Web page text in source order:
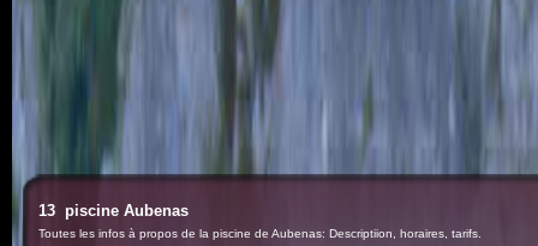
13 piscine Aubenas
Toutes les infos à propos de la piscine de Aubenas: Descriptiion, horaires, tarifs.